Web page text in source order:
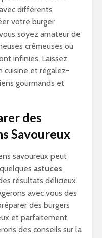
différents
votre burger
soyez amateur de
crémeuses ou
infinies. Laissez
cuisine et régalez-
gourmands et
des
Savoureux
savoureux peut
astuces
résultats délicieux.
avec vous des
des burgers
et parfaitement
des conseils sur la